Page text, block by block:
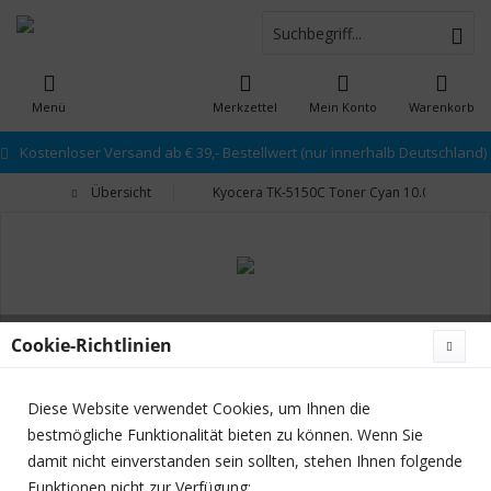
Kostenloser Versand ab € 39,- Bestellwert (nur innerhalb Deutschland)
Warenkorb
Merkzettel Mein Konto
Menü
Übersicht Kyocera TK-5150C Toner Cyan 10.000 Seiten
Cookie-Richtlinien
Diese Website verwendet Cookies, um Ihnen die
bestmögliche Funktionalität bieten zu können. Wenn Sie
damit nicht einverstanden sein sollten, stehen Ihnen folgende
Funktionen nicht zur Verfügung: